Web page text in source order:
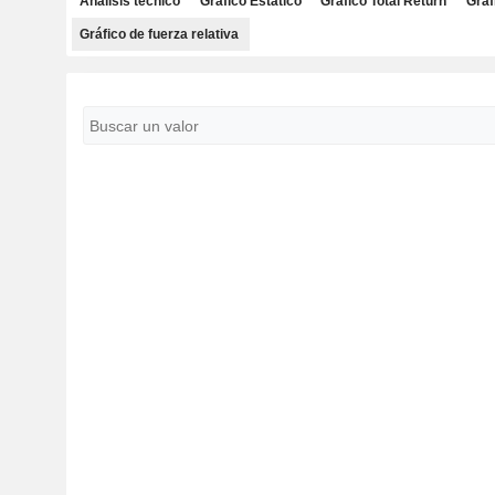
Gráfico de fuerza relativa